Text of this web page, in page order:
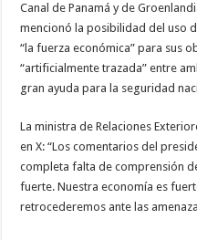
Canal de Panamá y de
mencionó la posibilidad del uso
“la fuerza económica” para sus
“artificialmente trazada” entre
gran ayuda para la seguridad
La ministra de Relaciones
en X: “Los comentarios del
completa falta de comprensión
fuerte. Nuestra economía es
retrocederemos ante las